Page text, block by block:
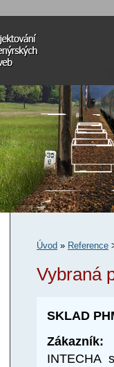
Úvod » Reference
Vybraná
SKLAD
Zákazník:
INTECHA